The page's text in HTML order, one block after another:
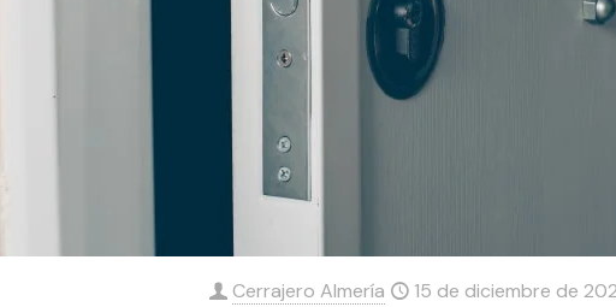
Cerrajero Almería 15 de diciembre de